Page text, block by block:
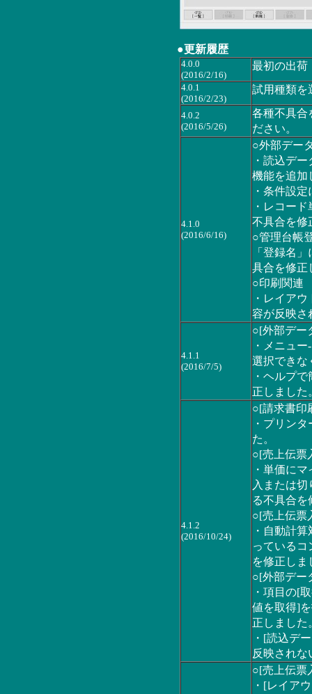
●更新履歴
4.0.0
(2016/2/16)
最初の出荷
4.0.1
(2016/2/23)
試用種類を
4.0.2
(2016/5/26)
各種不具合
ださい。
4.1.0
(2016/6/16)
○外部デー
・読込デ
機能を追加
・条件設
・レコー
不具合を修
○管理台帳
「登録名
具合を修正
○印刷関連
・レイア
容が反映さ
4.1.1
(2016/7/5)
○[外部デー
・メニュ
選択できな
・ヘルプ
正しました
4.1.2
(2016/10/24)
○[請求書印
・プリン
た。
○[売上伝票
・単価に
入または
る不具合を
○[売上伝票
・自動計
っている
を修正しま
○[外部デー
・項目の[
値を取得]
正しました
・[読込デ
反映されな
○[売上伝票
・[レイア